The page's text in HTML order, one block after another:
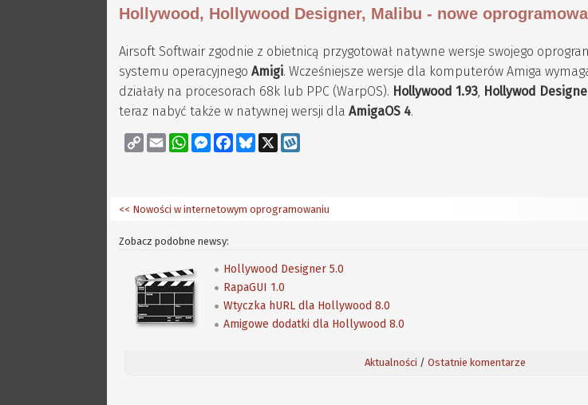
Hollywood, Hollywood Designer, Malibu - nowe
Airsoft Softwair zgodnie z obietnicą przygotował natywne wersje swojego
systemu operacyjnegoAmigi. Wcześniejsze wersje dla komputerów Amiga
działały na procesorach 68k lub PPC (WarpOS). Hollywood 1.93, Hollywod
teraz nabyć także w natywnej wersji dlaAmigaOS 4.
Copy
Link
Email WhatsAppMessenger
FacebookBluesky
X
<< Nowości w internetowym oprogramowaniu
Zobacz podobne newsy:
Hollywood Designer 5.0
RapaGUI 1.0
Wtyczka hURL dla Hollywood 8.0
Amigowe dodatki dla Hollywood 8.0
Aktualności / Ostatnie komentarze